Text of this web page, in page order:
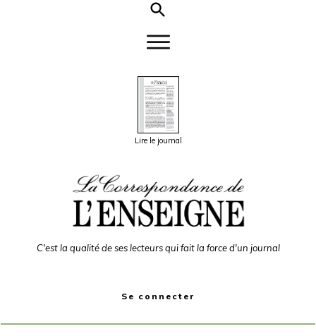
Lire le journal
C'est la qualité de ses lecteurs qui fait la force d'un journal
Se connecter